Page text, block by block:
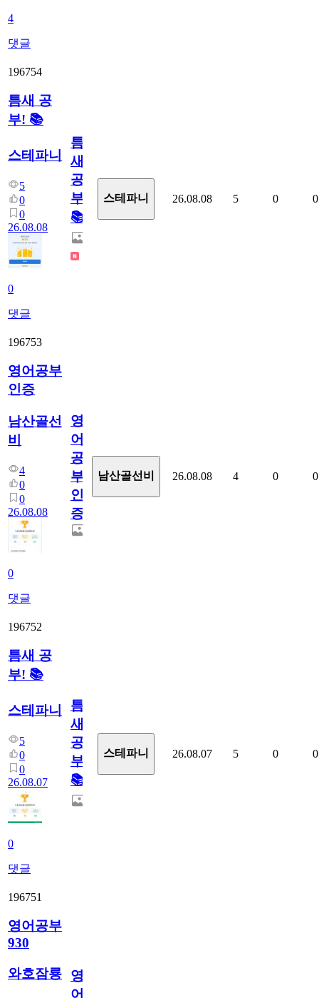
4
댓글
196754
틈새 공
부! 📚
스테파니
5
0
0
26.08.08
0
댓글
틈
새
공
부!
📚
스테파니 26.08.08 5 0 0
196753
영어공부
인증
남산골선
비
4
0
0
26.08.08
0
댓글
영
어
공
부
인
증
남산골선비 26.08.08 4 0 0
196752
틈새 공
부! 📚
스테파니
5
0
0
26.08.07
0
댓글
틈
새
공
부!
📚
스테파니 26.08.07 5 0 0
196751
영어공부
930
와호잠룡
영
어